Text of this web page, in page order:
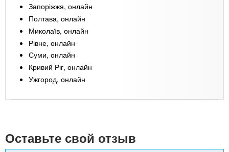
Запоріжжя, онлайн
Полтава, онлайн
Миколаїв, онлайн
Рівне, онлайн
Суми, онлайн
Кривий Ріг, онлайн
Ужгород, онлайн
Оставьте свой отзыв